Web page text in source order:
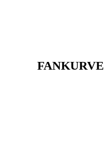
FANKURVE